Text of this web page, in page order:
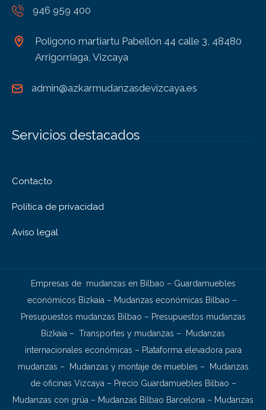
946 959 400
Poligono martiartu Pabellón 44 calle 3, 48480
Arrigorriaga, Vizcaya
admin@azkarmudanzasdevizcaya.es
Servicios destacados
Contacto
Política de privacidad
Aviso legal
Empresas de mudanzas en Bilbao – Guardamuebles
económicos Bizkaia – Mudanzas económicas Bilbao –
Presupuestos mudanzas Bilbao – Presupuestos mudanzas
Bizkaia – Transportes y mudanzas –
Mudanzas
internacionales económicas – Plataforma elevadora para
mudanzas – Mudanzas y montaje de muebles –
Mudanzas
de oficinas Vizcaya – Precio Guardamuebles Bilbao –
Mudanzas con grúa – Mudanzas Bilbao Barcelona – Mudanzas